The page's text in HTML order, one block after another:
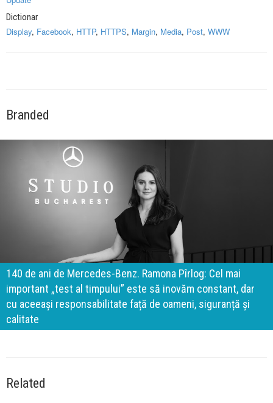
Dictionar
Display, Facebook, HTTP, HTTPS, Margin, Media, Post, WWW
Branded
140 de ani de Mercedes-Benz. Ramona Pîrlog: Cel mai
important „test al timpului” este să inovăm constant, dar
cu aceeași responsabilitate față de oameni, siguranță și
calitate
Related